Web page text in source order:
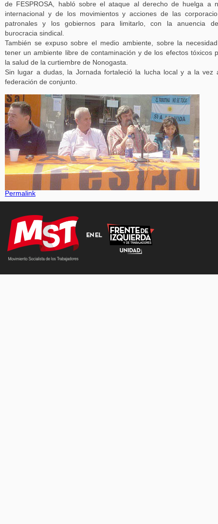
de FESPROSA, habló sobre el ataque al derecho de huelga a
internacional y de los movimientos y acciones de las
patronales y los gobiernos para limitarlo, con la anuencia
burocracia sindical.
También se expuso sobre el medio ambiente, sobre la
tener un ambiente libre de contaminación y de los efectos tóxicos
la salud de la curtiembre de Nonogasta.
Sin lugar a dudas, la Jornada fortaleció la lucha local y a la vez
federación de conjunto.
Permalink